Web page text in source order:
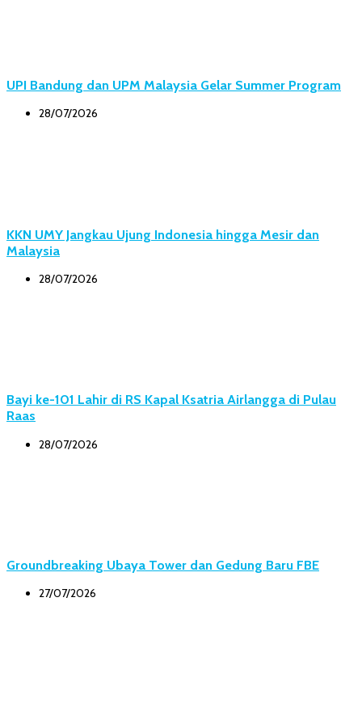
UPI Bandung dan UPM Malaysia Gelar Summer Program
28/07/2026
KKN UMY Jangkau Ujung Indonesia hingga Mesir dan
Malaysia
28/07/2026
Bayi ke-101 Lahir di RS Kapal Ksatria Airlangga di Pulau
Raas
28/07/2026
Groundbreaking Ubaya Tower dan Gedung Baru FBE
27/07/2026